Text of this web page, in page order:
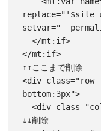
</mt:if>
↑↑ここまで削除
<div class="row
bottom:3px">
↓↓削除